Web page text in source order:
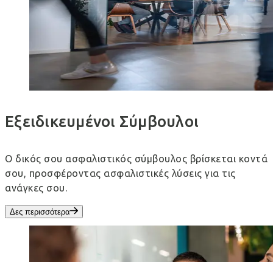
Εξειδικευμένοι Σύμβουλοι
Ο δικός σου ασφαλιστικός σύμβουλος βρίσκεται κοντά
σου, προσφέροντας ασφαλιστικές λύσεις για τις
ανάγκες σου.
Δες περισσότερα